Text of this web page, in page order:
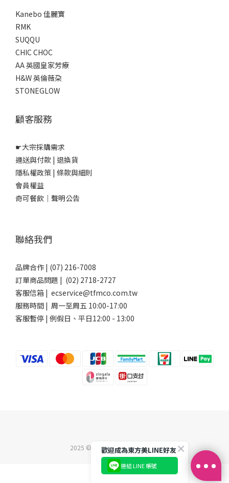
立即購買
Kanebo 佳麗寶
RMK
SUQQU
CHIC CHOC
AA 英國皇家芳療
H&W 英倫薇朶
STONEGLOW
顧客服務
☛大宗採購需求
運送與付款 | 退換貨
隱私權政策 | 條款與細則
會員權益
奇可餐飲｜聲明公告
聯絡我們
品牌合作 | (07) 216-7008
訂單商品問題 | (02) 2718-2727
客服信箱 | ecservice@tfmco.com.tw
服務時間 | 周一至周五 10:00-17:00
客服暫停 | 例假日、平日12:00 - 13:00
2025 ©東方美企業股份有限公司
歡迎成為東方美LINE好友
連結 LINE 帳號